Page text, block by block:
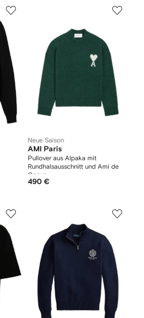
Neue Saison
AMI Paris
Pullover aus Alpaka mit
Rundhalsausschnitt und Ami de
Coeur
490 €